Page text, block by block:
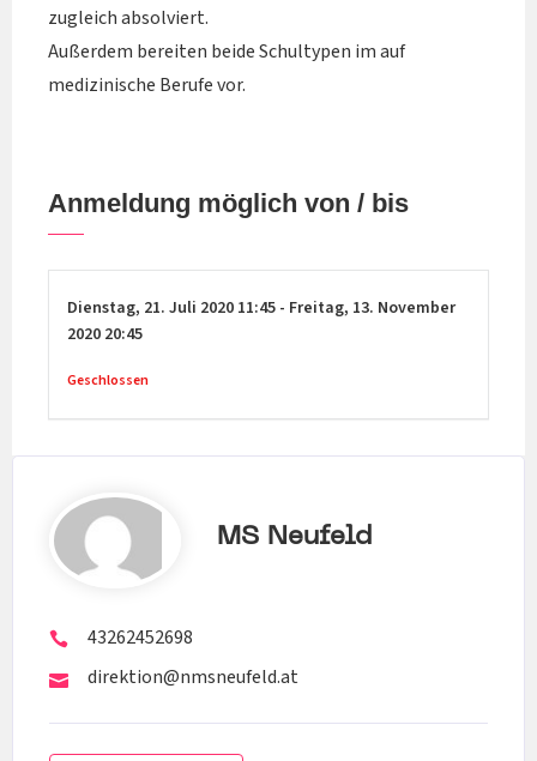
zugleich absolviert.
Außerdem bereiten beide Schultypen im auf
medizinische Berufe vor.
Anmeldung möglich von / bis
Dienstag, 21. Juli 2020 11:45 - Freitag, 13. November
2020 20:45
Geschlossen
MS Neufeld
43262452698
direktion@nmsneufeld.at